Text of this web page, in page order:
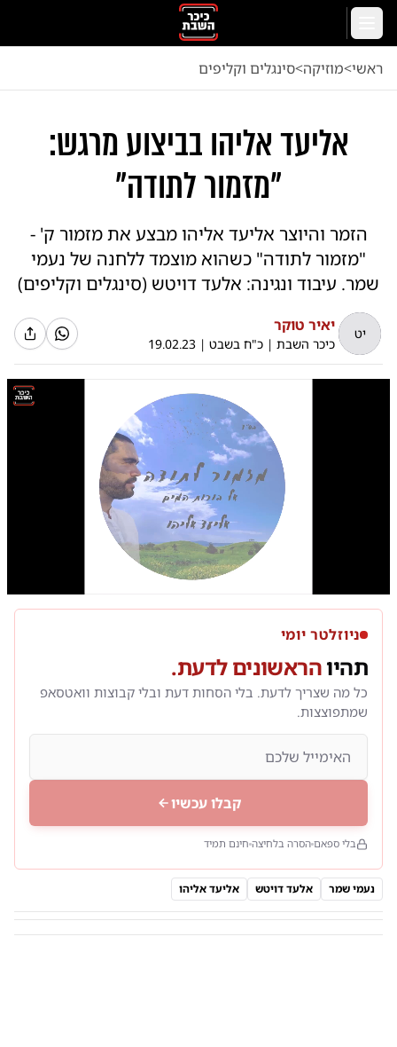
דלג לתוכן הראשי
ראשי<מוזיקה<סינגלים וקליפים
אליעד אליהו בביצוע מרגש:
"מזמור לתודה"
הזמר והיוצר אליעד אליהו מבצע את מזמור ק' -
"מזמור לתודה" כשהוא מוצמד ללחנה של נעמי
שמר. עיבוד ונגינה: אלעד דויטש (סינגלים וקליפים)
יט יאיר טוקר
כיכר השבת | כ"ח בשבט |
19.02.23
0:00 / 2:59
ניוזלטר יומי
תהיוהראשונים לדעת.
כל מה שצריך לדעת. בלי הסחות דעת ובלי קבוצות וואטסאפ
שמתפוצצות.
קבלו עכשיו
בלי ספאם הסרה בלחיצה חינם תמיד
נעמי שמר אלעד דויטש אליעד אליהו